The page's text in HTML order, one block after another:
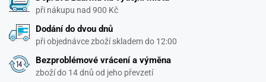
při nákupu nad 900 Kč
Dodání do dvou dnů
při objednávce zboží skladem do 12:00
Bezproblémové vrácení a výměna
zboží do 14 dnů od jeho převzetí